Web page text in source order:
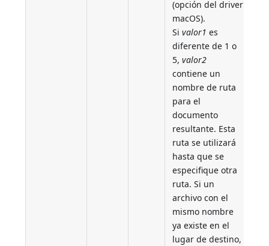
(opción del driver
macOS).
Sivalor1 es
diferente de 1 o
5,valor2
contiene un
nombre de ruta
para el
documento
resultante. Esta
ruta se utilizará
hasta que se
especifique otra
ruta. Si un
archivo con el
mismo nombre
ya existe en el
lugar de destino,